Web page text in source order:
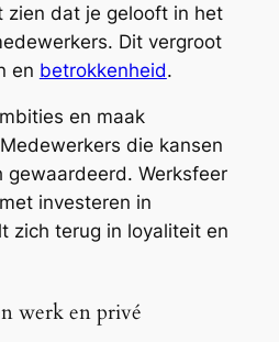
zien dat je gelooft in het
Dit vergroot
en betrokkenheid.
en maak
die kansen
gewaardeerd. Werksfeer
investeren in
zich terug in loyaliteit en
werk en privé